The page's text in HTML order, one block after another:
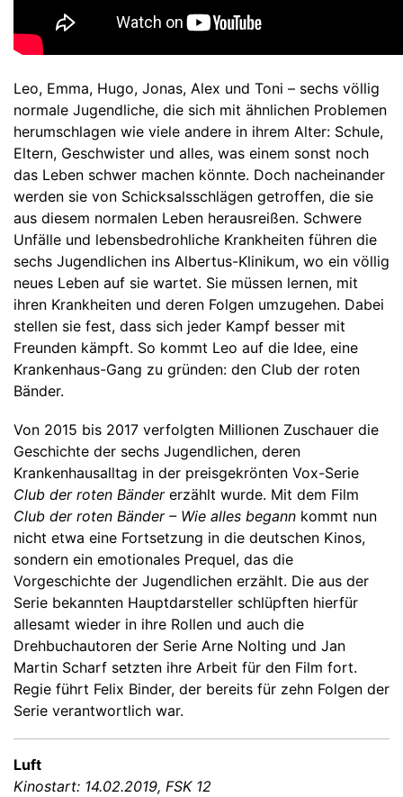
Leo, Emma, Hugo, Jonas, Alex und Toni – sechs völlig
normale Jugendliche, die sich mit ähnlichen Problemen
herumschlagen wie viele andere in ihrem Alter: Schule,
Eltern, Geschwister und alles, was einem sonst noch
das Leben schwer machen könnte. Doch nacheinander
werden sie von Schicksalsschlägen getroffen, die sie
aus diesem normalen Leben herausreißen. Schwere
Unfälle und lebensbedrohliche Krankheiten führen die
sechs Jugendlichen ins Albertus-Klinikum, wo ein völlig
neues Leben auf sie wartet. Sie müssen lernen, mit
ihren Krankheiten und deren Folgen umzugehen. Dabei
stellen sie fest, dass sich jeder Kampf besser mit
Freunden kämpft. So kommt Leo auf die Idee, eine
Krankenhaus-Gang zu gründen: den Club der roten
Bänder.
Von 2015 bis 2017 verfolgten Millionen Zuschauer die
Geschichte der sechs Jugendlichen, deren
Krankenhausalltag in der preisgekrönten Vox-Serie
Club der roten Bändererzählt wurde. Mit dem Film
Club der roten Bänder – Wie alles begann kommt nun
nicht etwa eine Fortsetzung in die deutschen Kinos,
sondern ein emotionales Prequel, das die
Vorgeschichte der Jugendlichen erzählt. Die aus der
Serie bekannten Hauptdarsteller schlüpften hierfür
allesamt wieder in ihre Rollen und auch die
Drehbuchautoren der Serie Arne Nolting und Jan
Martin Scharf setzten ihre Arbeit für den Film fort.
Regie führt Felix Binder, der bereits für zehn Folgen der
Serie verantwortlich war.
Luft
Kinostart: 14.02.2019, FSK 12